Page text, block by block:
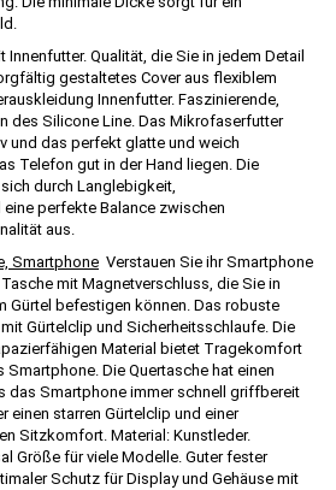
Qualität, die Sie in jedem Detail
gestaltetes Cover aus flexiblem
Innenfutter. Faszinierende,
des Silicone Line. Das Mikrofaserfutter
und das perfekt glatte und weich
Telefon gut in der Hand liegen. Die
durch Langlebigkeit,
perfekte Balance zwischen
aus.
Smartphone Verstauen Sie ihr Smartphone
mit Magnetverschluss, die Sie in
Gürtel befestigen können. Das robuste
Gürtelclip und Sicherheitsschlaufe. Die
Material bietet Tragekomfort
Die Quertasche hat einen
das Smartphone immer schnell griffbereit
einen starren Gürtelclip und einer
Sitzkomfort. Material: Kunstleder.
Größe für viele Modelle. Guter fester
Schutz für Display und Gehäuse mit